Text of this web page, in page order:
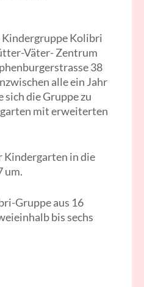
Kindergruppe Kolibri
Väter- Zentrum
38
alle ein Jahr
sich die Gruppe zu
mit erweiterten
Kindergarten in die
um.
Gruppe aus 16
bis sechs